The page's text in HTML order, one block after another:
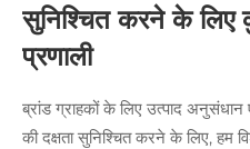
सुनिश्चित करने के
प्रणाली
ब्रांड ग्राहकों के लिए उत्पाद
की दक्षता सुनिश्चित करने के लिए, हम